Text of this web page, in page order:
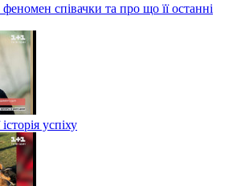
співачки та про що її останні
успіху